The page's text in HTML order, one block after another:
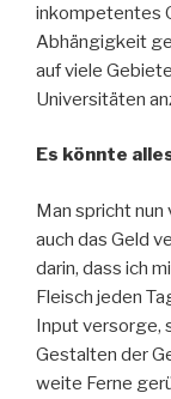
inkompetentes
Abhängigkeit
auf viele
Universitäten
Es könnte
Man spricht
auch das Geld
darin, dass ich
Fleisch jeden
Input versorge,
Gestalten der
weite Ferne